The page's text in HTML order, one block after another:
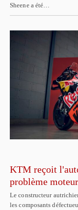
Sheene a été…
KTM reçoit
problème
Le constructeur
les composants